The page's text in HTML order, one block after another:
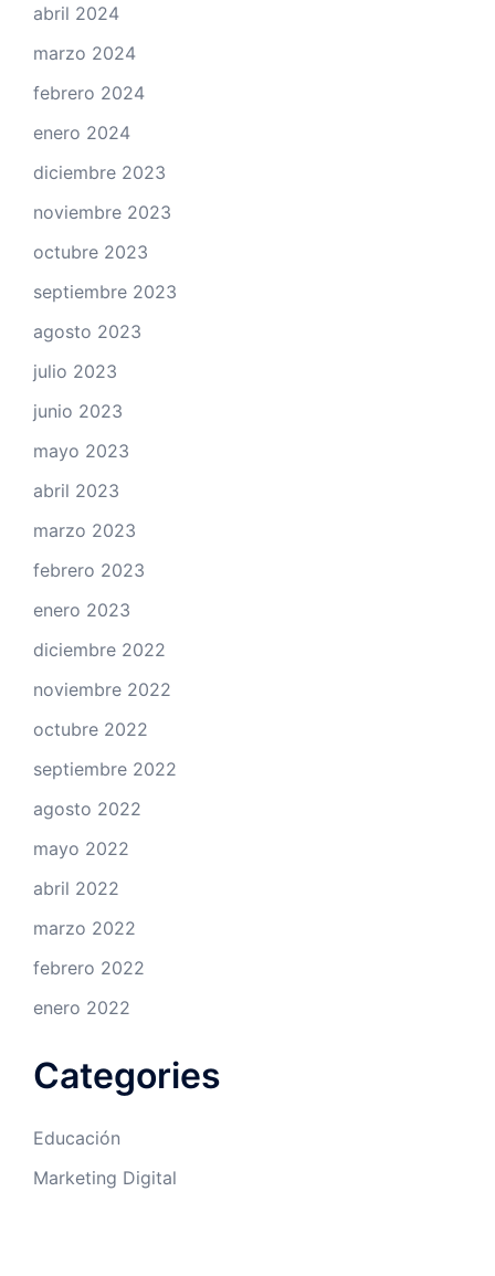
abril 2024
marzo 2024
febrero 2024
enero 2024
diciembre 2023
noviembre 2023
octubre 2023
septiembre 2023
agosto 2023
julio 2023
junio 2023
mayo 2023
abril 2023
marzo 2023
febrero 2023
enero 2023
diciembre 2022
noviembre 2022
octubre 2022
septiembre 2022
agosto 2022
mayo 2022
abril 2022
marzo 2022
febrero 2022
enero 2022
Categories
Educación
Marketing Digital